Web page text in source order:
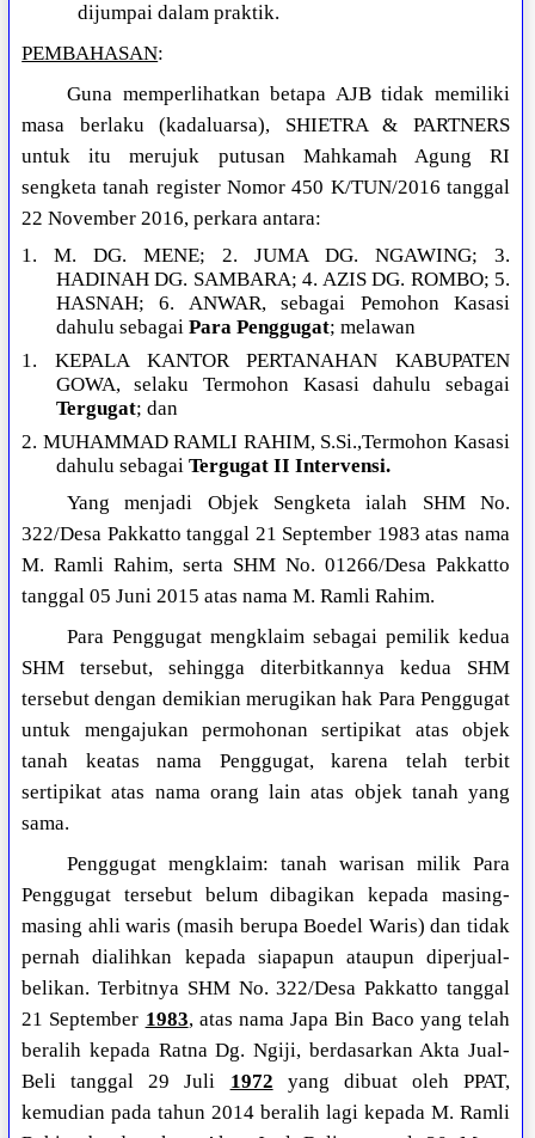
dijumpai dalam praktik.
PEMBAHASAN:
Guna memperlihatkan betapa AJB tidak memiliki
masa berlaku (kadaluarsa), SHIETRA & PARTNERS
untuk itu merujuk putusan Mahkamah Agung RI
sengketa tanah register Nomor 450 K/TUN/2016 tanggal
22 November 2016, perkara antara:
1. M. DG. MENE; 2. JUMA DG. NGAWING; 3.
HADINAH DG. SAMBARA; 4. AZIS DG. ROMBO; 5.
HASNAH; 6. ANWAR, sebagai Pemohon Kasasi
dahulu sebagai Para Penggugat; melawan
1. KEPALA KANTOR PERTANAHAN KABUPATEN
GOWA, selaku Termohon Kasasi dahulu sebagai
Tergugat; dan
2. MUHAMMAD RAMLI RAHIM, S.Si.,Termohon Kasasi
dahulu sebagai Tergugat II Intervensi.
Yang menjadi Objek Sengketa ialah SHM No.
322/Desa Pakkatto tanggal 21 September 1983 atas nama
M. Ramli Rahim, serta SHM No. 01266/Desa Pakkatto
tanggal 05 Juni 2015 atas nama M. Ramli Rahim.
Para Penggugat mengklaim sebagai pemilik kedua
SHM tersebut, sehingga diterbitkannya kedua SHM
tersebut dengan demikian merugikan hak Para Penggugat
untuk mengajukan permohonan sertipikat atas objek
tanah keatas nama Penggugat, karena telah terbit
sertipikat atas nama orang lain atas objek tanah yang
sama.
Penggugat mengklaim: tanah warisan milik Para
Penggugat tersebut belum dibagikan kepada masing-
masing ahli waris (masih berupa Boedel Waris) dan tidak
pernah dialihkan kepada siapapun ataupun diperjual-
belikan. Terbitnya SHM No. 322/Desa Pakkatto tanggal
21 September 1983, atas nama Japa Bin Baco yang telah
beralih kepada Ratna Dg. Ngiji, berdasarkan Akta Jual-
Beli tanggal 29 Juli 1972 yang dibuat oleh PPAT,
kemudian pada tahun 2014 beralih lagi kepada M. Ramli